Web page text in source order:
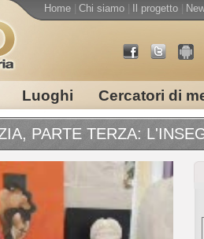
Luoghi Cercatori di
Home Chi siamo Il progetto
PARTE TERZA: